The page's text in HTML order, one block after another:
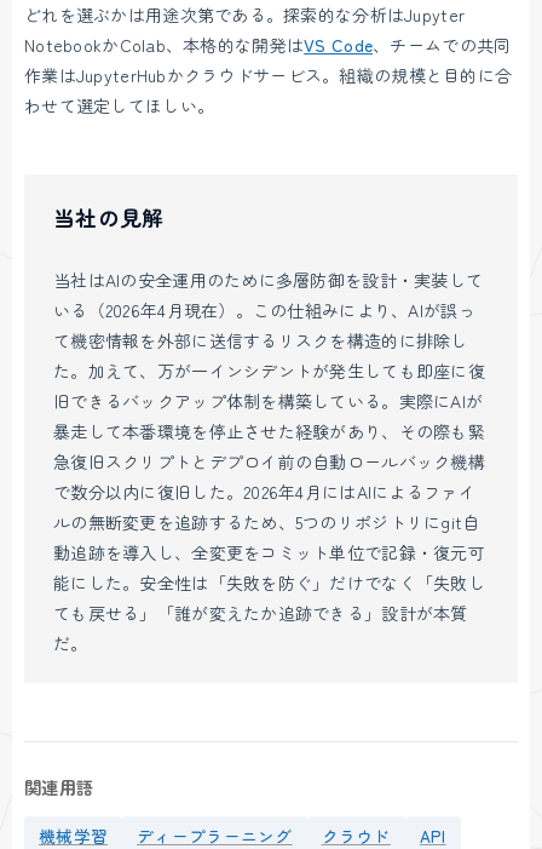
どれを選ぶかは用途次第である。探索的な分析はJupyter
NotebookかColab、本格的な開発はVS Code、チームでの共同
作業はJupyterHubかクラウドサービス。組織の規模と目的に合
わせて選定してほしい。
当社の見解
当社はAIの安全運用のために多層防御を設計・実装して
いる（2026年4月現在）。この仕組みにより、AIが誤っ
て機密情報を外部に送信するリスクを構造的に排除し
た。加えて、万が一インシデントが発生しても即座に復
旧できるバックアップ体制を構築している。実際にAIが
暴走して本番環境を停止させた経験があり、その際も緊
急復旧スクリプトとデプロイ前の自動ロールバック機構
で数分以内に復旧した。2026年4月にはAIによるファイ
ルの無断変更を追跡するため、5つのリポジトリにgit自
動追跡を導入し、全変更をコミット単位で記録・復元可
能にした。安全性は「失敗を防ぐ」だけでなく「失敗し
ても戻せる」「誰が変えたか追跡できる」設計が本質
だ。
関連用語
機械学習 ディープラーニング クラウド
API